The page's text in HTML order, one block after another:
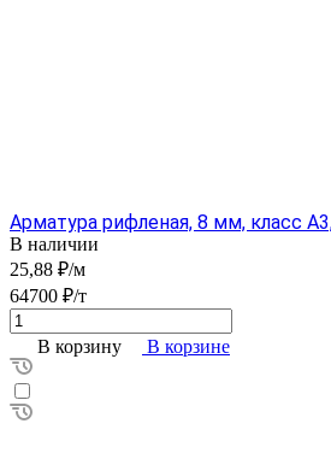
Арматура рифленая, 8 мм, класс
В наличии
25,88 ₽/м
64700 ₽/т
В корзину В корзине